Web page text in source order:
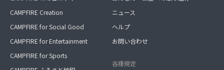
CAMPFIRE Creation
CAMPFIRE for Social Good
CAMPFIRE for Entertainment
CAMPFIRE for Sports
ニュース
ヘルプ
お問い合わせ
各種規定